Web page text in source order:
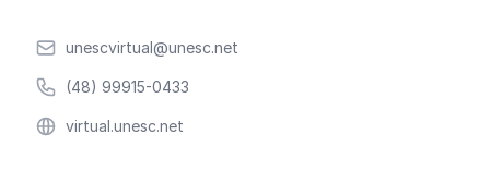
Emailunescvirtual@unesc.net
Telefone(48) 99915-0433
Websitevirtual.unesc.net